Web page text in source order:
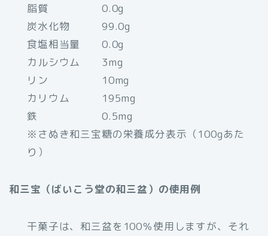
脂質 0.0g
炭水化物 99.0g
食塩相当量 0.0g
カルシウム 3mg
リン 10mg
カリウム 195mg
鉄 0.5mg
※さぬき和三宝糖の栄養成分表示（100gあた
り）
和三宝（ばいこう堂の和三盆）の使用例
干菓子は、和三盆を100％使用しますが、それ